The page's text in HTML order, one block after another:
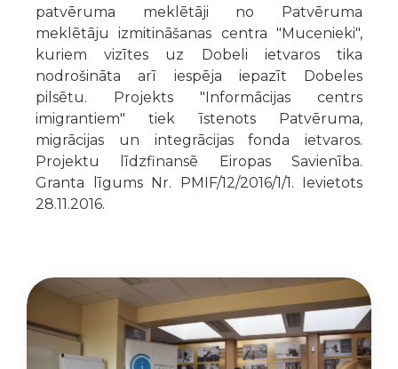
patvēruma meklētāji no Patvēruma
meklētāju izmitināšanas centra "Mucenieki",
kuriem vizītes uz Dobeli ietvaros tika
nodrošināta arī iespēja iepazīt Dobeles
pilsētu. Projekts "Informācijas centrs
imigrantiem" tiek īstenots Patvēruma,
migrācijas un integrācijas fonda ietvaros.
Projektu līdzfinansē Eiropas Savienība.
Granta līgums Nr. PMIF/12/2016/1/1. Ievietots
28.11.2016.